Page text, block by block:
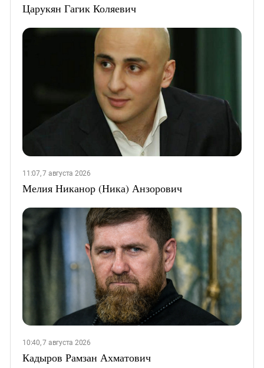
Царукян Гагик Коляевич
11:07, 7 августа 2026
Мелия Никанор (Ника) Анзорович
10:40, 7 августа 2026
Кадыров Рамзан Ахматович